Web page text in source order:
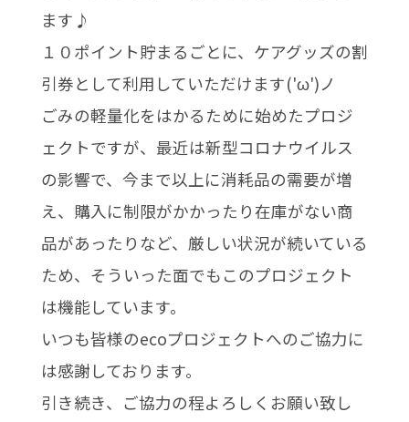
ます♪
１０ポイント貯まるごとに、ケアグッズの割
引券として利用していただけます('ω')ノ
ごみの軽量化をはかるために始めたプロジ
ェクトですが、最近は新型コロナウイルス
の影響で、今まで以上に消耗品の需要が増
え、購入に制限がかかったり在庫がない商
品があったりなど、厳しい状況が続いている
ため、そういった面でもこのプロジェクト
は機能しています。
いつも皆様のecoプロジェクトへのご協力に
は感謝しております。
引き続き、ご協力の程よろしくお願い致し